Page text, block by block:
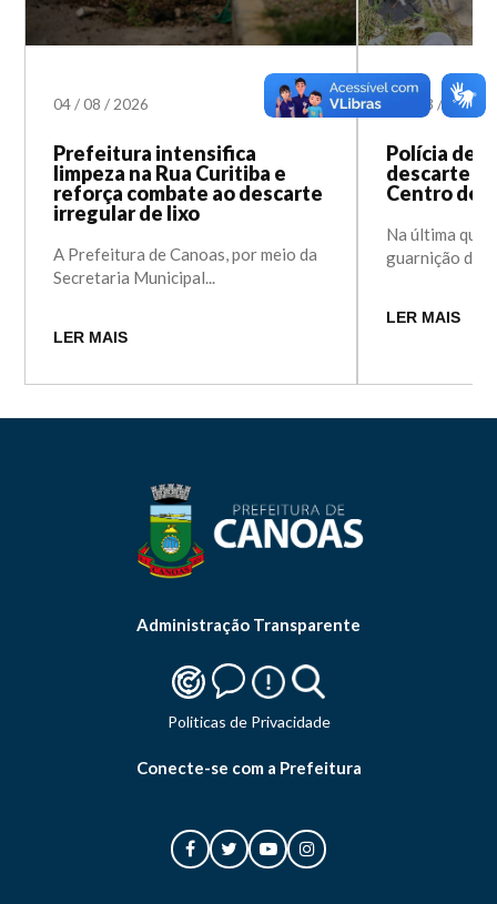
04 /08 /2026
Prefeitura intensifica
limpeza na Rua Curitiba e
reforça combate ao descarte
irregular de lixo
A Prefeitura de Canoas, por meio da
Secretaria Municipal...
LER MAIS
03 / 2026
Polícia de
descarte
Centro de
Na última
guarnição da
LER MAIS
Administração Transparente
Politicas de Privacidade
Conecte-se com a Prefeitura